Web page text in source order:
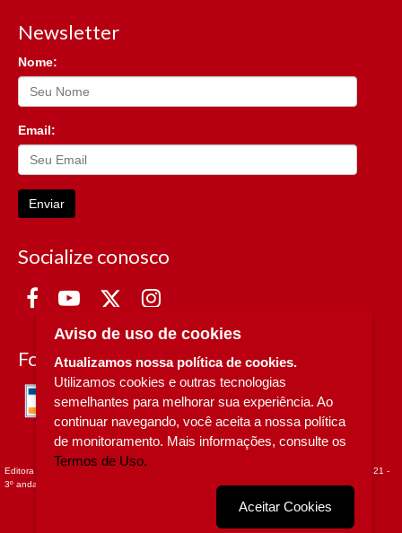
Newsletter
Nome:
Email:
Enviar
Socialize conosco
Formas de Pagamento
Editora da Unicamp - CNPJ n° 49.607.336/0002-97 - Rua Sérgio Buarque de Holanda, 421 -
3º andar - Cidade Universitária - - CAMPINAS - SP
Aviso de uso de cookies
Atualizamos nossa política de cookies.
Utilizamos cookies e outras tecnologias
semelhantes para melhorar sua experiência. Ao
continuar navegando, você aceita a nossa política
de monitoramento. Mais informações, consulte os
Termos de Uso.
Aceitar Cookies